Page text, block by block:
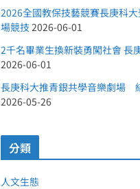
2026全國教保技藝競賽長庚科
場競技 2026-06-01
2千名畢業生換新裝勇闖社會 長
2026-06-01
長庚科大推青銀共學音樂劇場
2026-05-26
分類
人文生態